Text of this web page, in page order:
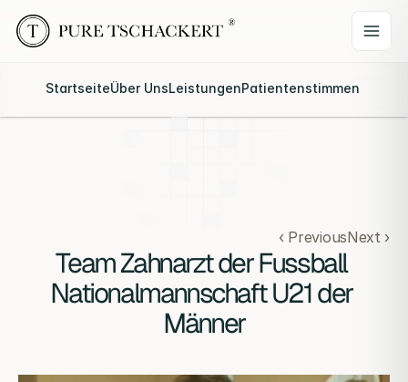
StartseiteÜber UnsLeistungenPatientenstimmen
‹ PreviousNext ›
Team Zahnarzt der Fussball
Nationalmannschaft U21 der
Männer